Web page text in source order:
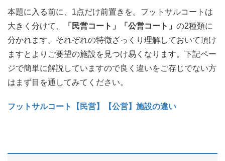
本題に入る前に、1点だけ前置きを。フットサルコートは
大きく分けて、
「民営コート」 「公営コート」 の2種類に
分かれます。それぞれの特徴ざっくり理解しておいて頂け
ますとよりご要望の施設を見つけ易くなります。下記ペー
ジで簡単に解説していますので良く違いをご存じでない方
はまず目を通してみてください。
フットサルコート【民営】【公営】施設の違い